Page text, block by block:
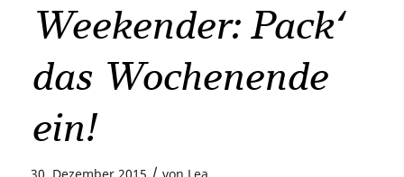
Weekender: Pack‘
das Wochenende
ein!